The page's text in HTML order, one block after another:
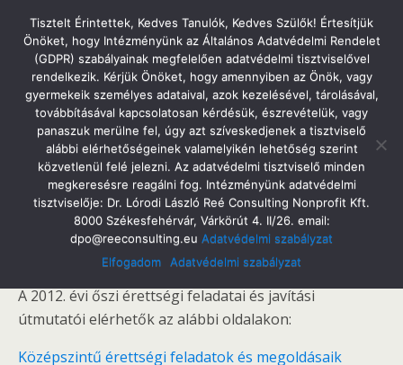
Tatabányai Árpád Gimnázium
2012. Október 24. Szerda
Érettségi Feladatok És Megoldások
Megosztás Tweet Pin Email SMS
Kedves Diákok!
A 2012. évi őszi érettségi feladatai és javítási
útmutatói elérhetők az alábbi oldalakon:
Középszintű érettségi feladatok és megoldásaik
Tisztelt Érintettek, Kedves Tanulók, Kedves Szülők! Értesítjük
Önöket, hogy Intézményünk az Általános Adatvédelmi Rendelet
(GDPR) szabályainak megfelelően adatvédelmi tisztviselővel
rendelkezik. Kérjük Önöket, hogy amennyiben az Önök, vagy
gyermekeik személyes adataival, azok kezelésével, tárolásával,
továbbításával kapcsolatosan kérdésük, észrevételük, vagy
panaszuk merülne fel, úgy azt szíveskedjenek a tisztviselő
alábbi elérhetőségeinek valamelyikén lehetőség szerint
közvetlenül felé jelezni. Az adatvédelmi tisztviselő minden
megkeresésre reagálni fog. Intézményünk adatvédelmi
tisztviselője: Dr. Lórodi László Reé Consulting Nonprofit Kft.
8000 Székesfehérvár, Várkörút 4. II/26. email:
dpo@reeconsulting.eu Adatvédelmi szabályzat
Elfogadom
Adatvédelmi szabályzat